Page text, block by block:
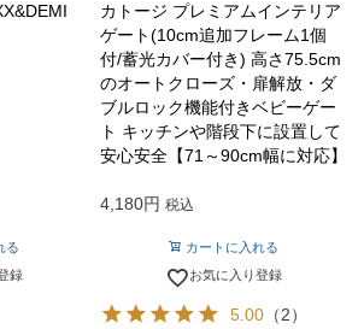
る
録
カトージ プレミアムインテリア
ゲート(10cm追加フレーム1個
付/蓄光カバー付き) 高さ75.5cm
のオートクローズ・扉解放・ダ
ブルロック機能付きベビーゲー
ト キッチンや階段下に設置して
安心安全【71～90cm幅に対応】
4,180 税込
カートに入れる
お気に入り登録
5.00 （2）